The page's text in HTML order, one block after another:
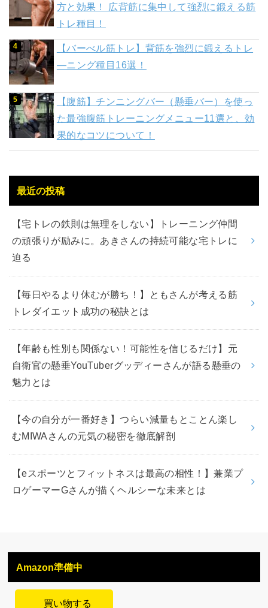
方と効果！ 広背筋に集中して強烈に鍛える筋
トレ種目！
【バーべル筋トレ】背筋を強烈に鍛えるトレ
―ニング種目16選！
【腹筋】チンニングバー（懸垂バー）を使っ
た最強腹筋トレーニングメニュー11選と、効
果的なコツについて！
最近の投稿
【宅トレの鉄則は無理をしない】トレーニング仲間
の頑張りが励みに。あきさんの持続可能な宅トレに
迫る
【毎日やるより休むが勝ち！】ともさんが考える筋
トレダイエット成功の秘訣とは
【年齢も性別も関係ない！可能性を信じるだけ】元
自衛官の懸垂YouTuberグッディーさんが語る懸垂の
魅力とは
【今の自分が一番好き】つらい減量もとことん楽し
むMIWAさんの元気の秘密を徹底解剖
【eスポーツとフィットネスは最高の相性！】兼業プ
ロゲーマーGさんが描くヘルシーな未来とは
Amazon準備中
買い物する